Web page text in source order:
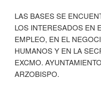
LAS BASES SE
LOS INTERESADOS EN
EMPLEO, EN EL
HUMANOS Y EN LA
EXCMO.
ARZOBISPO.